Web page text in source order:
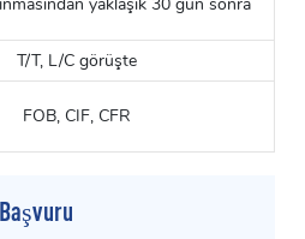
T/T, L/C görüşte
FOB, CIF, CFR
Başvuru